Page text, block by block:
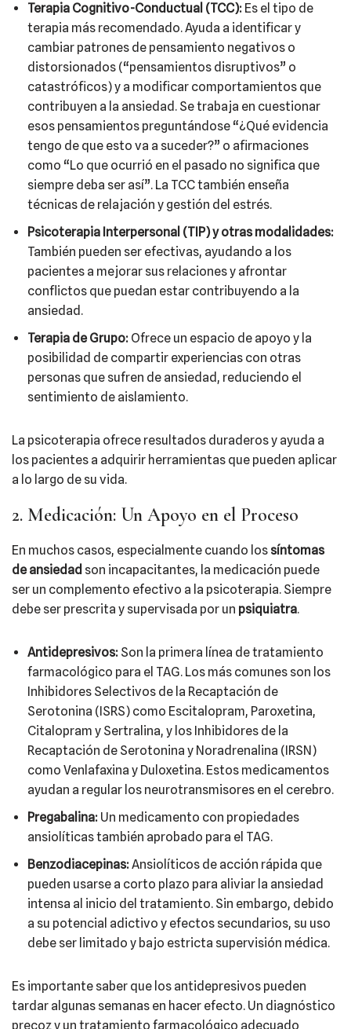
Terapia Cognitivo-Conductual (TCC): Es el tipo de
terapia más recomendado. Ayuda a identificar y
cambiar patrones de pensamiento negativos o
distorsionados (“pensamientos disruptivos” o
catastróficos) y a modificar comportamientos que
contribuyen a la ansiedad. Se trabaja en cuestionar
esos pensamientos preguntándose “¿Qué evidencia
tengo de que esto va a suceder?” o afirmaciones
como “Lo que ocurrió en el pasado no significa que
siempre deba ser así”. La TCC también enseña
técnicas de relajación y gestión del estrés.
Psicoterapia Interpersonal (TIP) y otras modalidades:
También pueden ser efectivas, ayudando a los
pacientes a mejorar sus relaciones y afrontar
conflictos que puedan estar contribuyendo a la
ansiedad.
Terapia de Grupo: Ofrece un espacio de apoyo y la
posibilidad de compartir experiencias con otras
personas que sufren de ansiedad, reduciendo el
sentimiento de aislamiento.
La psicoterapia ofrece resultados duraderos y ayuda a
los pacientes a adquirir herramientas que pueden aplicar
a lo largo de su vida.
2. Medicación: Un Apoyo en el Proceso
En muchos casos, especialmente cuando los síntomas
de ansiedad son incapacitantes, la medicación puede
ser un complemento efectivo a la psicoterapia. Siempre
debe ser prescrita y supervisada por un psiquiatra.
Antidepresivos: Son la primera línea de tratamiento
farmacológico para el TAG. Los más comunes son los
Inhibidores Selectivos de la Recaptación de
Serotonina (ISRS) como Escitalopram, Paroxetina,
Citalopram y Sertralina, y los Inhibidores de la
Recaptación de Serotonina y Noradrenalina (IRSN)
como Venlafaxina y Duloxetina. Estos medicamentos
ayudan a regular los neurotransmisores en el cerebro.
Pregabalina: Un medicamento con propiedades
ansiolíticas también aprobado para el TAG.
Benzodiacepinas:Ansiolíticos de acción rápida que
pueden usarse a corto plazo para aliviar la ansiedad
intensa al inicio del tratamiento. Sin embargo, debido
a su potencial adictivo y efectos secundarios, su uso
debe ser limitado y bajo estricta supervisión médica.
Es importante saber que los antidepresivos pueden
tardar algunas semanas en hacer efecto. Un diagnóstico
precoz y un tratamiento farmacológico adecuado